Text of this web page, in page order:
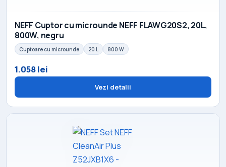
NEFF Cuptor cu microunde NEFF FLAWG20S2, 20L,
800W, negru
Cuptoare cu microunde 20 L 800 W
1.058 lei
Vezi detalii